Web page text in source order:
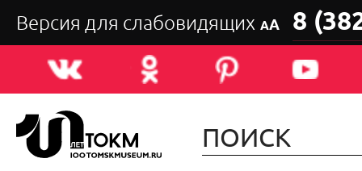
Версия для слабовидящих АА 8